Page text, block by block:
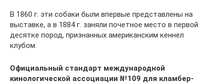
В 1860 г. эти собаки были впервые представлены на
выставке, а в 1884 г. заняли почетное место в первой
десятке пород, признанных американским кеннел
клубом.
Официальный стандарт международной
кинологической ассоциации №109 для кламбер-